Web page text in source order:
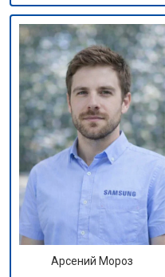
Арсений Мороз